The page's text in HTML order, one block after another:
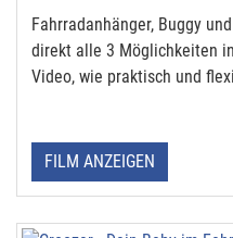
Fahrradanhänger, Buggy
direkt alle 3 Möglichkeiten
Video, wie praktisch und
FILM ANZEIGEN